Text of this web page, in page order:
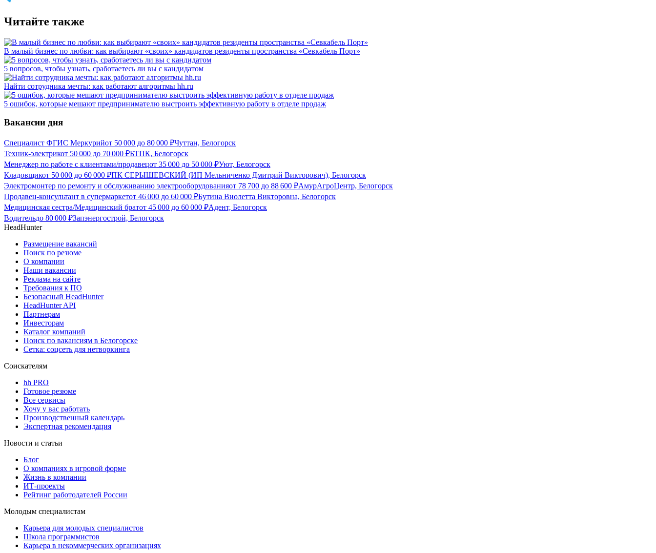
Читайте также
В малый бизнес по любви: как выбирают «своих» кандидатов резиденты пространства «Севкабель Порт»
5 вопросов, чтобы узнать, сработаетесь ли вы с кандидатом
Найти сотрудника мечты: как работают алгоритмы hh.ru
5 ошибок, которые мешают предпринимателю выстроить эффективную работу в отделе продаж
Вакансии дня
Специалист ФГИС Меркурийот 50 000 до 80 000 ₽Чуттан, Белогорск
Техник-электрикот 50 000 до 70 000 ₽БТПК, Белогорск
Менеджер по работе с клиентами/продавецот 35 000 до 50 000 ₽Уют, Белогорск
Кладовщикот 50 000 до 60 000 ₽ПК СЕРЫШЕВСКИЙ (ИП Мельниченко Дмитрий Викторович), Белогорск
Электромонтер по ремонту и обслуживанию электрооборудованияот 78 700 до 88 600 ₽АмурАгроЦентр, Белогорск
Продавец-консультант в супермаркетот 46 000 до 60 000 ₽Бутина Виолетта Викторовна, Белогорск
Медицинская сестра/Медицинский братот 45 000 до 60 000 ₽Адент, Белогорск
Водительдо 80 000 ₽Запэнергострой, Белогорск
HeadHunter
Размещение вакансий
Поиск по резюме
О компании
Наши вакансии
Реклама на сайте
Требования к ПО
Безопасный HeadHunter
HeadHunter API
Партнерам
Инвесторам
Каталог компаний
Поиск по вакансиям в Белогорске
Сетка: соцсеть для нетворкинга
Соискателям
hh PRO
Готовое резюме
Все сервисы
Хочу у вас работать
Производственный календарь
Экспертная рекомендация
Новости и статьи
Блог
О компаниях в игровой форме
Жизнь в компании
ИТ-проекты
Рейтинг работодателей России
Молодым специалистам
Карьера для молодых специалистов
Школа программистов
Карьера в некоммерческих организациях